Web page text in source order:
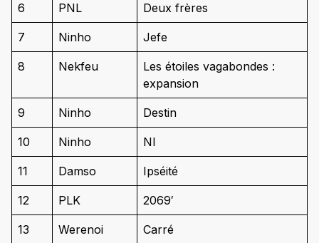
6 PNL Deux frères
7 Ninho Jefe
8 Nekfeu
Les étoiles vagabondes :
expansion
9 Ninho Destin
10 Ninho NI
11 Damso Ipséité
12 PLK 2069′
13 Werenoi Carré